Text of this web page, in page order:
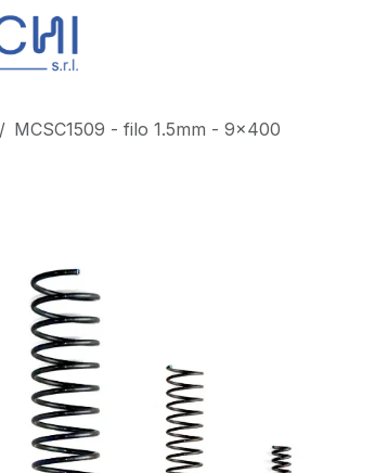
MCSC1509 - filo 1.5mm - 9x400